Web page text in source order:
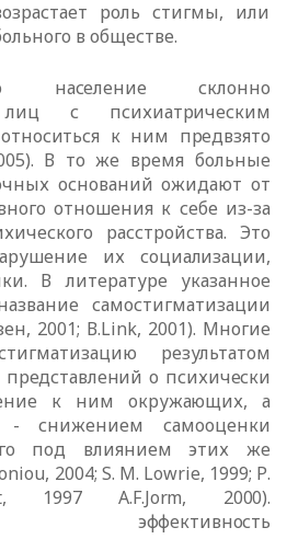
роль стигмы, или
в обществе.
население склонно
лиц с психиатрическим
к ним предвзято
В тоже время больные
оснований ожидают от
отношения к себе из-за
расстройства. Это
их социализации,
В литературе указанное
самостигматизации
2001; В.Link, 2001). Многие
результатом
представлений о психически
к ним окружающих, а
- снижением самооценки
под влиянием этих же
, 2004; S. M. Lowrie, 1999; Р.
, 1997 А.F.Jorm, 2000).
эффективность